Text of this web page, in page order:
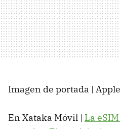
Imagen de portada |
En Xataka Móvil | La